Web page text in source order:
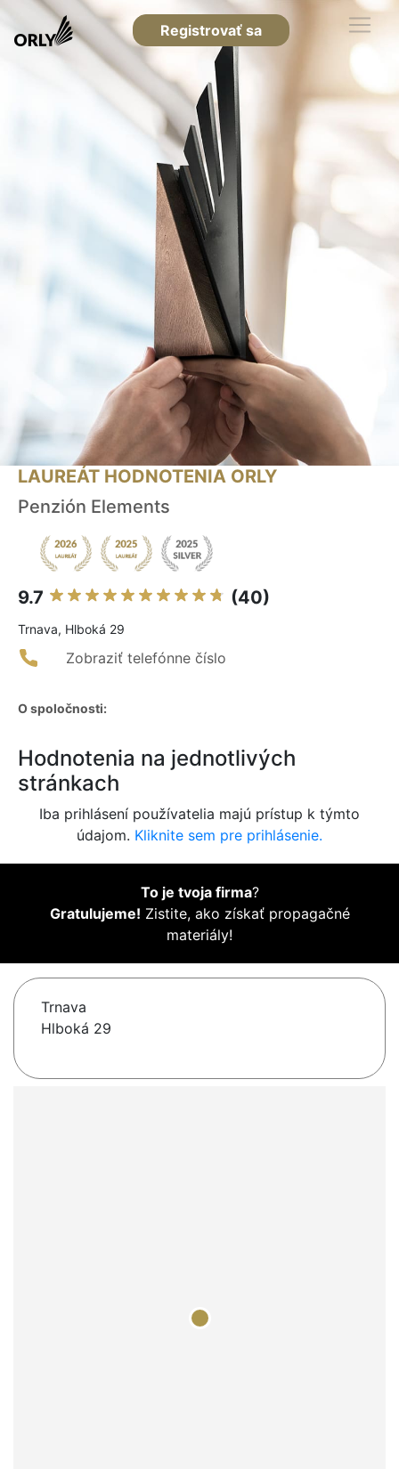
Registrovať sa
LAUREÁT HODNOTENIA ORLY
Penzión Elements
9.7 (40)
Trnava, Hlboká 29
Zobraziť telefónne číslo
O spoločnosti:
Hodnotenia na jednotlivých
stránkach
Iba prihlásení používatelia majú prístup k týmto
údajom. Kliknite sem pre prihlásenie.
To je tvoja firma?
Gratulujeme! Zistite, ako získať propagačné
materiály!
Trnava
Hlboká 29